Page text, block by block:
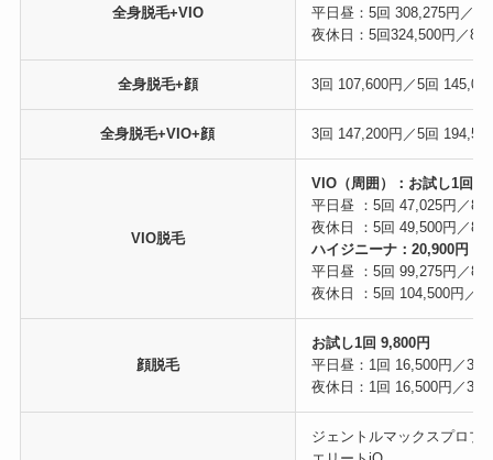
全身脱毛+VIO
平日昼：5回 308,275円／8
夜休日：5回324,500円／8
全身脱毛+顔 3回 107,600円／5回
全身脱毛+VIO+顔 3回 147,200円／5回
VIO脱毛
VIO（周囲）：お試し1回
平日昼 ：5回 47,025円／8
夜休日 ：5回 49,500円／8
ハイジニーナ：20,900円
平日昼 ：5回 99,275円／8
夜休日 ：5回 104,500円／8
顔脱毛
お試し1回 9,800円
平日昼：1回 16,500円／3
夜休日：1回 16,500円／3
ジェントルマックスプロプ